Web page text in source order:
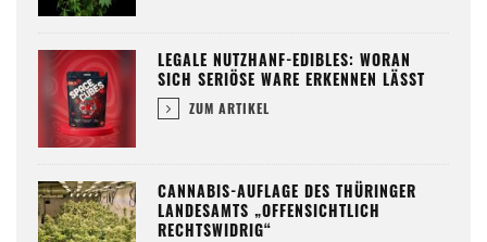
LEGALE NUTZHANF-EDIBLES: WORAN
SICH SERIÖSE WARE ERKENNEN LÄSST
ZUM ARTIKEL
CANNABIS-AUFLAGE DES THÜRINGER
LANDESAMTS „OFFENSICHTLICH
RECHTSWIDRIG“